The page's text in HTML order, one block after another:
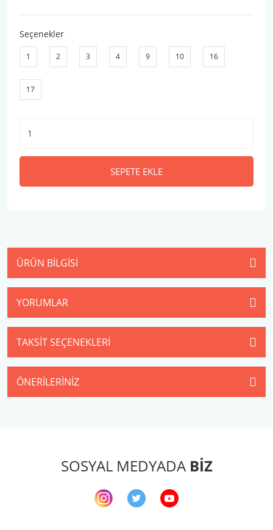
Seçenekler
1 2 3 4 9 10 16
17
SEPETE EKLE
ÜRÜN BILGISI
YORUMLAR
TAKSIT SEÇENEKLERI
ÖNERILERINIZ
SOSYAL MEDYADA BİZ